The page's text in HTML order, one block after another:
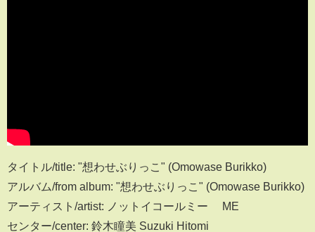
タイトル/title: "想わせぶりっこ" (Omowase Burikko)
アルバム/from album: "想わせぶりっこ" (Omowase Burikko)
アーティスト/artist: ノットイコールミー ≠ME
センター/center: 鈴木瞳美 Suzuki Hitomi